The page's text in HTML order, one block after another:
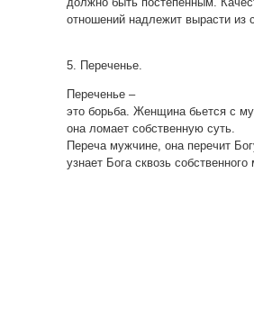
отношений надлежит вырасти из
5. Переченье.
Переченье –
это борьба. Женщина бьется с
она ломает собственную суть.
Переча мужчине, она перечит
узнает Бога сквозь